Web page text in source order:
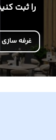
را ثبت
غرفه سازی